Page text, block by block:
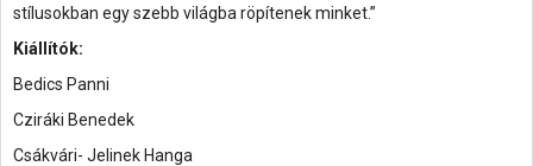
stílusokban egy szebb világba röpítenek minket.”
Kiállítók:
Bedics Panni
Cziráki Benedek
Csákvári- Jelinek Hanga